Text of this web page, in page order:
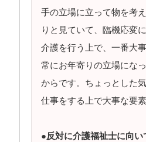
手の立場に立って物を考
りと見ていて、臨機応変
介護を行う上で、一番大
常にお年寄りの立場にな
からです。ちょっとした
仕事をする上で大事な要
●反対に介護福祉士に向